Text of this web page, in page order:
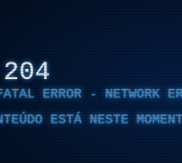
204
ERROR - NETWORK
ESTÁ NESTE